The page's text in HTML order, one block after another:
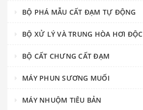
BỘ PHÁ MẪU CẤT ĐẠM TỰ ĐỘNG
BỘ XỬ LÝ VÀ TRUNG HÒA HƠI ĐỘC
BỘ CẤT CHƯNG CẤT ĐẠM
MÁY PHUN SƯƠNG MUỐI
MÁY NHUỘM TIÊU BẢN